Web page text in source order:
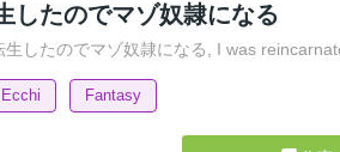
したのでマゾ奴隷になる
生したのでマゾ奴隷になる, I was
Ecchi Fantasy